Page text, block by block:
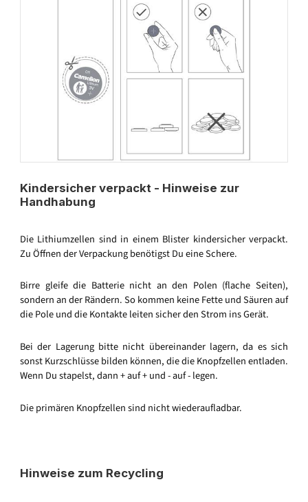
Kindersicher verpackt - Hinweise zur
Handhabung
Die Lithiumzellen sind in einem Blister kindersicher verpackt.
Zu Öffnen der Verpackung benötigst Du eine Schere.
Birre gleife die Batterie nicht an den Polen (flache Seiten),
sondern an der Rändern. So kommen keine Fette und Säuren auf
die Pole und die Kontakte leiten sicher den Strom ins Gerät.
Bei der Lagerung bitte nicht übereinander lagern, da es sich
sonst Kurzschlüsse bilden können, die die Knopfzellen entladen.
Wenn Du stapelst, dann + auf + und - auf - legen.
Die primären Knopfzellen sind nicht wiederaufladbar.
Hinweise zum Recycling